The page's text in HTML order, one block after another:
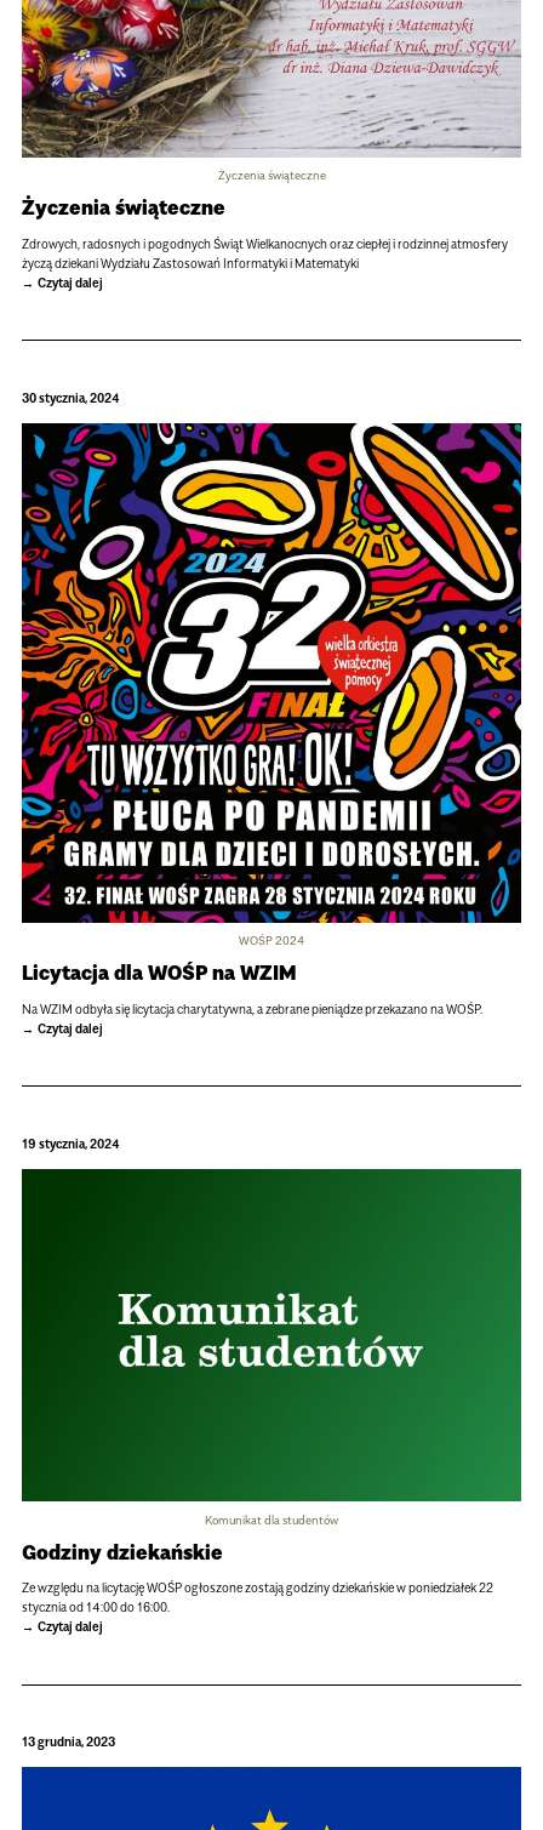
Życzenia świąteczne
Życzenia świąteczne
Zdrowych, radosnych i pogodnych Świąt Wielkanocnych oraz ciepłej i rodzinnej atmosfery
życzą dziekani Wydziału Zastosowań Informatyki i Matematyki
Czytaj dalej
30 stycznia, 2024
WOŚP 2024
Licytacja dla WOŚP na WZIM
Na WZIM odbyła się licytacja charytatywna, a zebrane pieniądze przekazano na WOŚP.
Czytaj dalej
19 stycznia, 2024
Komunikat dla studentów
Godziny dziekańskie
Ze względu na licytację WOŚP ogłoszone zostają godziny dziekańskie w poniedziałek 22
stycznia od 14:00 do 16:00.
Czytaj dalej
13 grudnia, 2023